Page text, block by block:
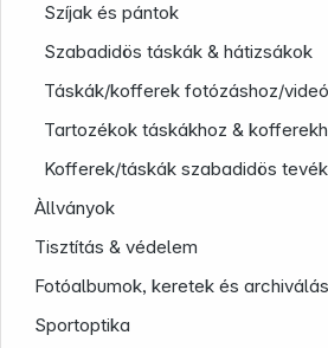
Szíjak és pántok
Szabadidös táskák & hátizsákok
Táskák/kofferek fotózáshoz/
Tartozékok táskákhoz &
Kofferek/táskák szabadidös
Àllványok
Tisztítás & védelem
Fotóalbumok, keretek és archiválás
Sportoptika